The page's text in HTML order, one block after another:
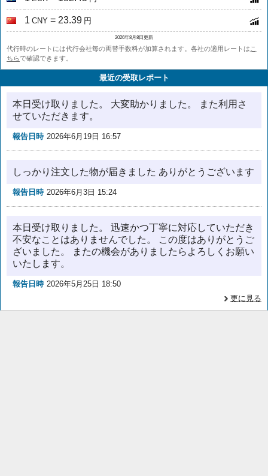
1 CNY = 23.39 円
2026年8月8日更新
代行時のレートには代行会社毎の両替手数料が加算されます。各社の適用レートは こ
ちらで確認できます。
最近の受取レポート
本日受け取りました。 大変助かりました。 また利用さ
せていただきます。
報告日時 2026年6月19日 16:57
しっかり注文した物が届きました ありがとうございます
報告日時 2026年6月3日 15:24
本日受け取りました。 迅速かつ丁寧に対応していただき
不安なことはありませんでした。 この度はありがとうご
ざいました。 またの機会がありましたらよろしくお願い
いたします。
報告日時 2026年5月25日 18:50
更に見る